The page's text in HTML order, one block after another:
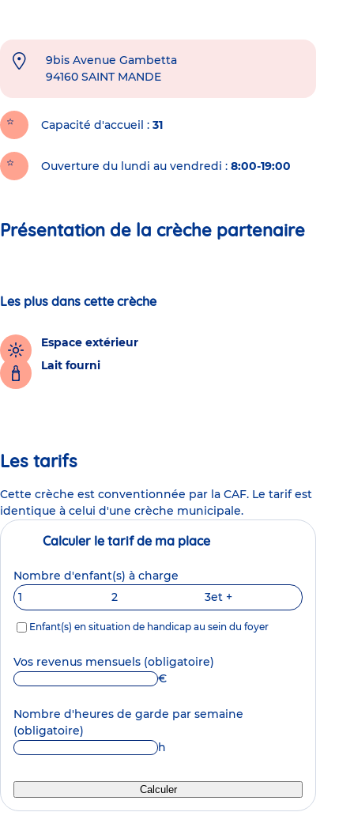
9bis Avenue Gambetta
94160 SAINT MANDE
Capacité d'accueil 31
Ouverture du lundi au vendredi : 8:00-19:00
Présentation de la crèche partenaire
Les plus dans cette crèche
Espace extérieur
Lait fourni
Les tarifs
Cette crèche est conventionnée par la CAF. Le tarif est
identique à celui d'une crèche municipale.
Calculer le tarif de ma place
Nombre d'enfant(s) à charge
1
2 3et +
Enfant(s) en situation de handicap au sein du foyer
Vos revenus mensuels (obligatoire)
€
Nombre d'heures de garde par semaine
(obligatoire)
h
Calculer